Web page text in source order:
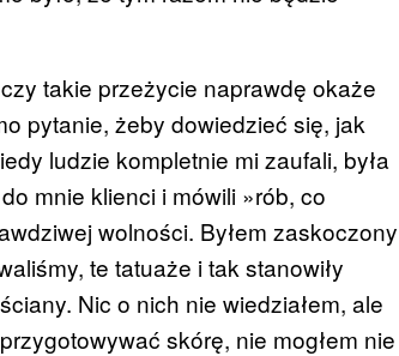
takie przeżycie naprawdę okaże
pytanie, żeby dowiedzieć się, jak
ludzie kompletnie mi zaufali, była
mnie klienci i mówili »rób, co
wolności. Byłem zaskoczony
te tatuaże i tak stanowiły
Nic o nich nie wiedziałem, ale
skórę, nie mogłem nie